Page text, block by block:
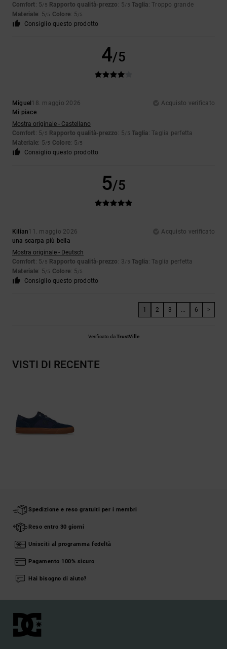
Comfort: 5/5 Rapporto qualità-prezzo : 5/5 Taglia: Troppo grande
Materiale: 5/5 Colore: 5/5
Consiglio questo prodotto
4/5
Miguel 18. maggio 2026
Acquisto verificato
Mi piace
Mostra originale - Castellano
Comfort: 5/5 Rapporto qualità-prezzo : 5/5 Taglia: Taglia perfetta
Materiale: 5/5 Colore: 5/5
Consiglio questo prodotto
5/5
Kilian11. maggio 2026
Acquisto verificato
una scarpa più bella
Mostra originale - Deutsch
Comfort: 5/5 Rapporto qualità-prezzo : 3/5 Taglia: Taglia perfetta
Materiale: 5/5 Colore: 5/5
Consiglio questo prodotto
1 2 3 ... 6 >
Verificato daTrustVille
VISTI DI RECENTE
Spedizione e reso gratuiti per i membri
Reso entro 30 giorni
Unisciti al programma fedeltà
Pagamento 100% sicuro
Hai bisogno di aiuto?